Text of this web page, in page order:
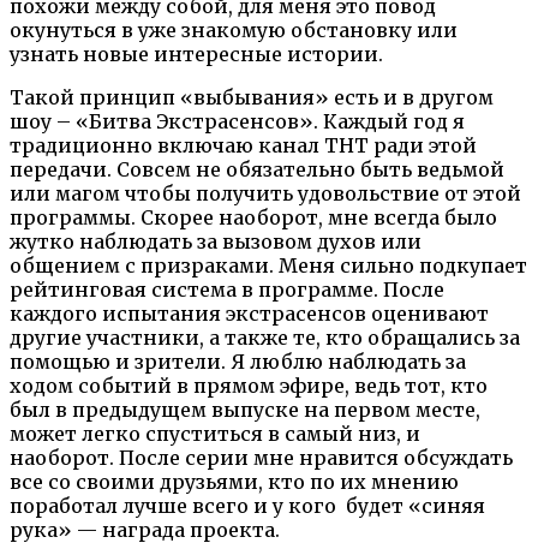
похожи между собой, для меня это повод
окунуться в уже знакомую обстановку или
узнать новые интересные истории.
Такой принцип «выбывания» есть и в другом
шоу – «Битва Экстрасенсов». Каждый год я
традиционно включаю канал ТНТ ради этой
передачи. Совсем не обязательно быть ведьмой
или магом чтобы получить удовольствие от этой
программы. Скорее наоборот, мне всегда было
жутко наблюдать за вызовом духов или
общением с призраками. Меня сильно подкупает
рейтинговая система в программе. После
каждого испытания экстрасенсов оценивают
другие участники, а также те, кто обращались за
помощью и зрители. Я люблю наблюдать за
ходом событий в прямом эфире, ведь тот, кто
был в предыдущем выпуске на первом месте,
может легко спуститься в самый низ, и
наоборот. После серии мне нравится обсуждать
все со своими друзьями, кто по их мнению
поработал лучше всего и у кого будет «синяя
рука» — награда проекта.